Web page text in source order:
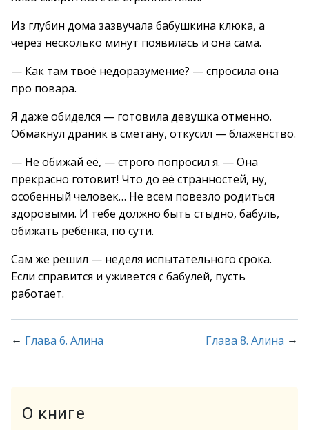
Из глубин дома зазвучала бабушкина клюка, а
через несколько минут появилась и она сама.
— Как там твоё недоразумение? — спросила она
про повара.
Я даже обиделся — готовила девушка отменно.
Обмакнул драник в сметану, откусил — блаженство.
— Не обижай её, — строго попросил я. — Она
прекрасно готовит! Что до её странностей, ну,
особенный человек… Не всем повезло родиться
здоровыми. И тебе должно быть стыдно, бабуль,
обижать ребёнка, по сути.
Сам же решил — неделя испытательного срока.
Если справится и уживется с бабулей, пусть
работает.
Глава 8. Алина →
← Глава 6. Алина
О книге